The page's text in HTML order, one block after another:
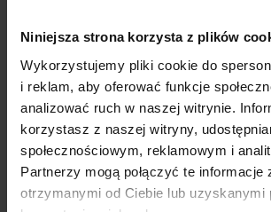
Niniejsza strona korzysta z plików
Wykorzystujemy pliki cookie do
i reklam, aby oferować funkcje
analizować ruch w naszej witrynie.
korzystasz z naszej witryny,
społecznościowym, reklamowym i
Partnerzy mogą połączyć te informacje
otrzymanymi od Ciebie lub uzyskanymi